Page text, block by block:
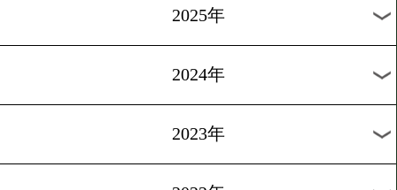
過去のニュース
2026年
2025年